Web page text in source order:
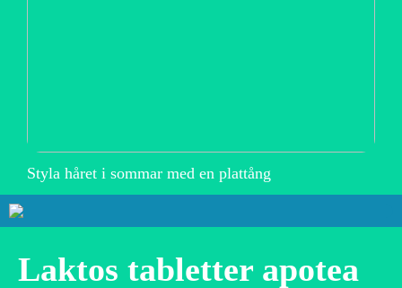
Styla håret i sommar med en plattång
Laktos tabletter apotea